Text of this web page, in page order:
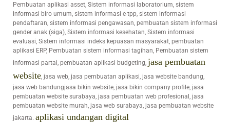
Pembuatan aplikasi asset, Sistem informasi laboratorium, sistem
informasi biro umum, sistem informasi e-tpp, sistem informasi
pendaftaran, sistem informasi pengawasan, pembuatan sistem informasi
gender anak (siga), Sistem informasi kesehatan, Sistem informasi
evaluasi, Sistem informasi indeks kepuasan masyarakat, pembuatan
aplikasi ERP, Pembuatan sistem informasi tagihan, Pembuatan sistem
informasi partai, pembuatan aplikasi budgeting, jasa pembuatan
website, jasa web, jasa pembuatan aplikasi, jasa website bandung,
jasa web bandungjasa bikin website, jasa bikin company profile, jasa
pembuatan website surabaya, jasa pembuatan web profesional, jasa
pembuatan website murah, jasa web surabaya, jasa pembuatan website
jakarta. aplikasi undangan digital